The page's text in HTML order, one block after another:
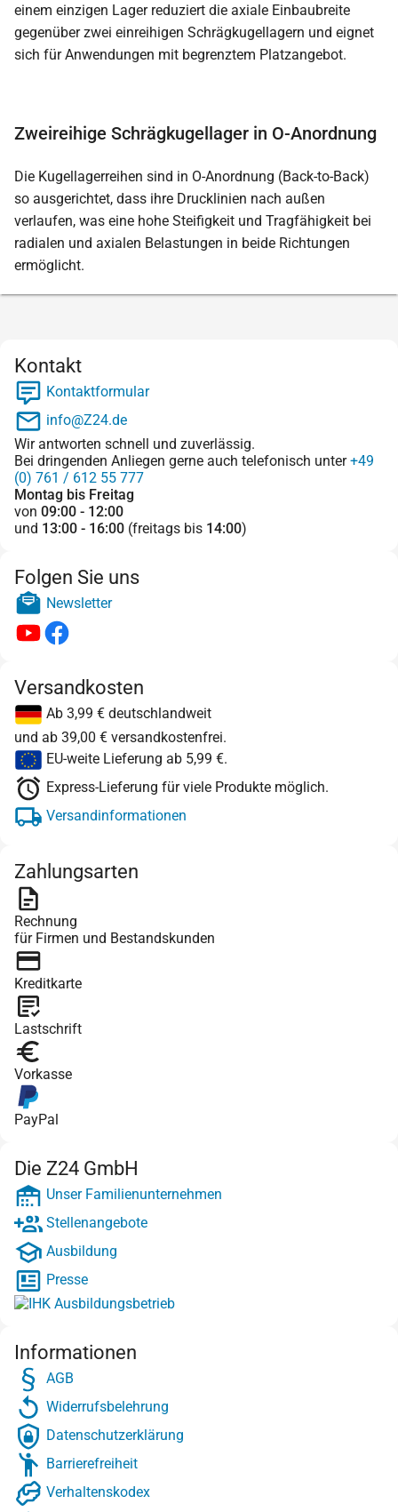
einem einzigen Lager reduziert die axiale Einbaubreite
gegenüber zwei einreihigen Schrägkugellagern und eignet
sich für Anwendungen mit begrenztem Platzangebot.
Zweireihige Schrägkugellager in O-Anordnung
Die Kugellagerreihen sind in O-Anordnung (Back-to-Back)
so ausgerichtet, dass ihre Drucklinien nach außen
verlaufen, was eine hohe Steifigkeit und Tragfähigkeit bei
radialen und axialen Belastungen in beide Richtungen
ermöglicht.
Kontakt
Kontaktformular
info@Z24.de
Wir antworten schnell und zuverlässig.
Bei dringenden Anliegen gerne auch telefonisch unter+49
(0) 761 / 612 55 777
Montag bis Freitag
von 09:00 - 12:00
und 13:00 - 16:00 (freitags bis 14:00)
Folgen Sie uns
Newsletter
Versandkosten
Ab 3,99 € deutschlandweit
und ab 39,00 € versandkostenfrei.
EU-weite Lieferung ab 5,99 €.
Express-Lieferung für viele Produkte möglich.
Versandinformationen
Zahlungsarten
Rechnung
für Firmen und Bestandskunden
Kreditkarte
Lastschrift
Vorkasse
PayPal
Die Z24 GmbH
Unser Familienunternehmen
Stellenangebote
Ausbildung
Presse
Informationen
AGB
Widerrufsbelehrung
Datenschutzerklärung
Barrierefreiheit
Verhaltenskodex